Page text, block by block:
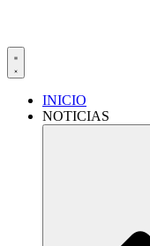
INICIO
NOTICIAS